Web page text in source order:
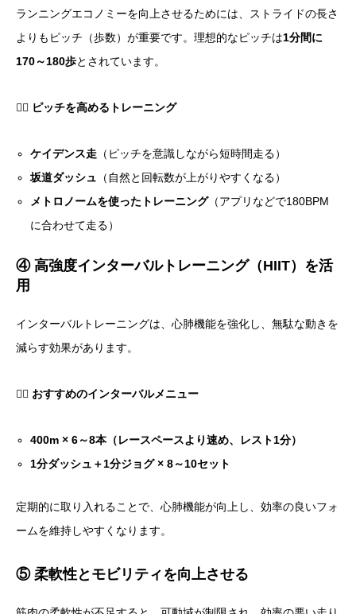
ランニングエコノミーを向上させるためには、ストライドの長さ
よりもピッチ（歩数）が重要です。理想的なピッチは1分間に
170～180歩とされています。
🏃‍♂️ ピッチを高めるトレーニング
ケイデンス走 （ピッチを意識しながら短時間走る）
坂道ダッシュ （自然と回転数が上がりやすくなる）
メトロノームを使ったトレーニング（アプリなどで180BPM
に合わせて走る）
④ 高強度インターバルトレーニング（HIIT）を活
用
インターバルトレーニングは、心肺機能を強化し、無駄な動きを
減らす効果があります。
🏃‍♀️ おすすめのインターバルメニュー
400m × 6～8本（レースペースより速め、レスト1分）
1分ダッシュ＋1分ジョグ × 8～10セット
定期的に取り入れることで、心肺機能が向上し、効率の良いフォ
ームを維持しやすくなります。
⑤ 柔軟性とモビリティを向上させる